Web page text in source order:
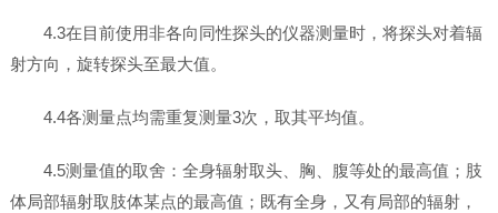
4.3在目前使用非各向同性探头的仪器测量时，将探头对着辐
射方向，旋转探头至最大值。
4.4各测量点均需重复测量3次，取其平均值。
4.5测量值的取舍：全身辐射取头、胸、腹等处的最高值；肢
体局部辐射取肢体某点的最高值；既有全身，又有局部的辐射，